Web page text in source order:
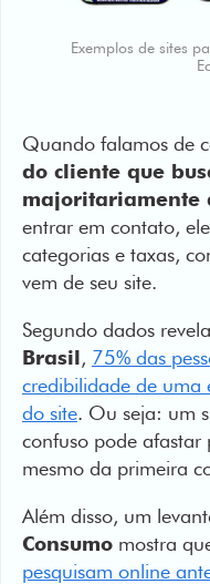
Exemplos de sites
Quando falamos de
do cliente que
majoritariamente
entrar em contato,
categorias e taxas,
vem de seu site.
Segundo dados
Brasil, 75% das
credibilidade de uma
do site. Ou seja: um
confuso pode afastar
mesmo da primeira
Além disso, um
Consumo mostra
pesquisam online